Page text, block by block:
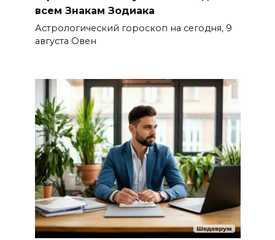
всем Знакам Зодиака
Астрологический гороскоп на сегодня, 9
августа Овен